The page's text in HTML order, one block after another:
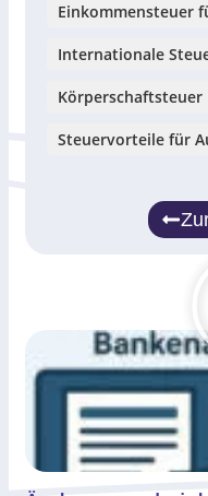
Einkommensteuer
Internationale
Körperschaftsteuer
Steuervorteile für